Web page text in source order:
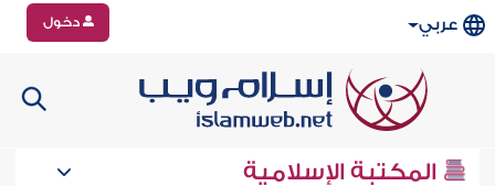
عربي دخول
المكتبة الإسلامية